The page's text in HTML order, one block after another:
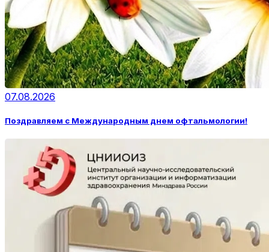
07.08.2026
Поздравляем с Международным днем офтальмологии!